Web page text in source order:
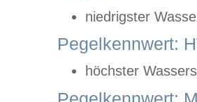
niedrigster
Pegelkennwert:
höchster